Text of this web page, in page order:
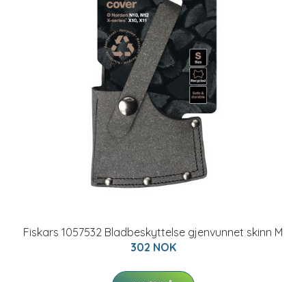
Fiskars 1057532 Bladbeskyttelse gjenvunnet skinn M
302 NOK